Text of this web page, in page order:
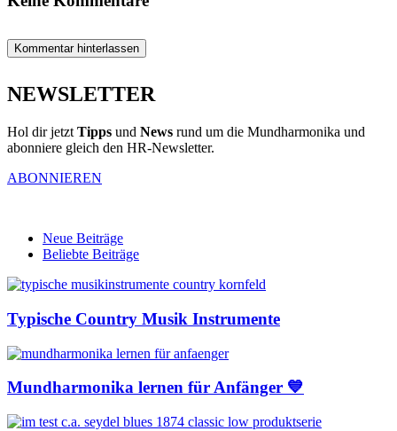
Kommentar hinterlassen
NEWSLETTER
Hol dir jetzt Tipps und News rund um die Mundharmonika und
abonniere gleich den HR-Newsletter.
ABONNIEREN
Neue Beiträge
Beliebte Beiträge
Typische Country Musik Instrumente
Mundharmonika lernen für Anfänger 💙